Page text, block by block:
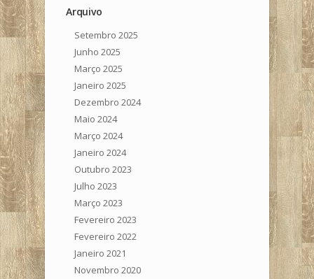
Arquivo
Setembro 2025
Junho 2025
Março 2025
Janeiro 2025
Dezembro 2024
Maio 2024
Março 2024
Janeiro 2024
Outubro 2023
Julho 2023
Março 2023
Fevereiro 2023
Fevereiro 2022
Janeiro 2021
Novembro 2020